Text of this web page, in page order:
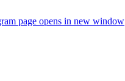
page opens in new window